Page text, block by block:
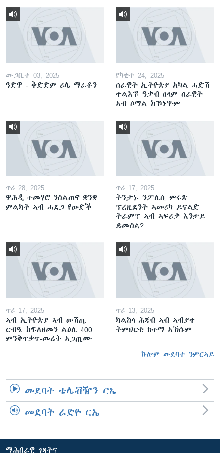
መጋቢት 03, 2025
ዓድዋ - ቅድድም ሪሌ ማራቶን
የካቲት 24, 2025
ሰራዊት ኢትዮጵያ አካል ሓድሽ
ተልእኾ ዓቃብ ሰላም ሰራዊት
ኣብ ሶማል ክኾኑ'ዮም
ጥሪ 28, 2025
ዋሕዲ ተመሃሮ ንስልጠና ቋንቋ
ምልክት ኣብ ሓደጋ የውድቕ
ጥሪ 17, 2025
ትንታነ- ንፖሊሲ ምሩጽ
ፕረዚደንት ኣመሪካ ዶናልድ
ትራምፕ ኣብ ኣፍሪቃ እንታይ
ይመስል?
ጥሪ 17, 2025
ኣብ ኢትዮጵያ ኣብ ውሽጢ
ርብዒ ክፍለዘመን ልዕሊ 400
ምንቅጥቃጥ-መሬት ኣጋጢሙ
ጥሪ 13, 2025
ክልከላ ሕጃብ ኣብ ኣብያተ
ትምህርቲ ከተማ ኣኽሱም
ኩሎም መደባት ንምርኣይ
መደባት ቴሌቭዥን ርኤ
መደባት ሬድዮ ርኤ
ማሕበራዊ ገጻትና